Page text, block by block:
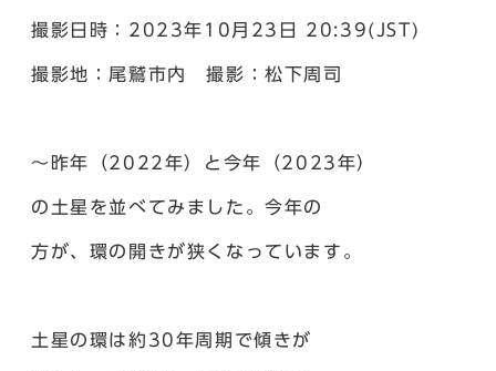
撮影日時：2023年10月23日 20:39(JST)
撮影地：尾鷲市内 撮影：松下周司
～昨年（2022年）と今年（2023年）
の土星を並べてみました。今年の
方が、環の開きが狭くなっています。
土星の環は約30年周期で傾きが